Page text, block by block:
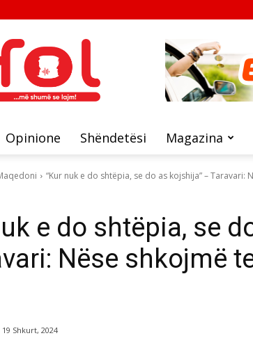
FOL
Opinione Shëndetësi Magazina
“Kur nuk e do shtëpia, se do as kojshija” – Taravari:
e do shtëpia, se
Nëse shkojmë
19 Shkurt, 2024